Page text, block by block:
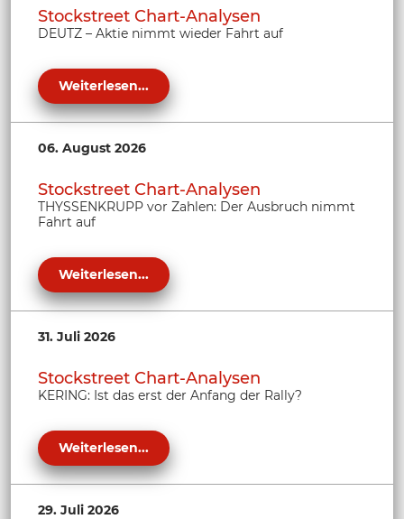
Stockstreet Chart-Analysen
DEUTZ – Aktie nimmt wieder Fahrt auf
Weiterlesen...
06. August 2026
Stockstreet Chart-Analysen
THYSSENKRUPP vor Zahlen: Der Ausbruch nimmt
Fahrt auf
Weiterlesen...
31. Juli 2026
Stockstreet Chart-Analysen
KERING: Ist das erst der Anfang der Rally?
Weiterlesen...
29. Juli 2026